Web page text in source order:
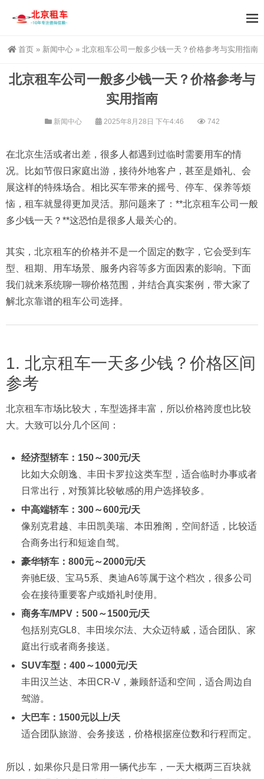
首页 » 新闻中心 » 北京租车公司一般多少钱一天？价格参考与实用指南
北京租车公司一般多少钱一天？价格参考与
实用指南
新闻中心 2025年8月28日 下午4:46 742
在北京生活或者出差，很多人都遇到过临时需要用车的情
况。比如节假日家庭出游，接待外地客户，甚至是婚礼、会
展这样的特殊场合。相比买车带来的摇号、停车、保养等烦
恼，租车就显得更加灵活。那问题来了：**北京租车公司一般
多少钱一天？**这恐怕是很多人最关心的。
其实，北京租车的价格并不是一个固定的数字，它会受到车
型、租期、用车场景、服务内容等多方面因素的影响。下面
我们就来系统聊一聊价格范围，并结合真实案例，带大家了
解北京靠谱的租车公司选择。
1. 北京租车一天多少钱？价格区间
参考
北京租车市场比较大，车型选择丰富，所以价格跨度也比较
大。大致可以分几个区间：
经济型轿车：150～300元/天
比如大众朗逸、丰田卡罗拉这类车型，适合临时办事或者
日常出行，对预算比较敏感的用户选择较多。
中高端轿车：300～600元/天
像别克君越、丰田凯美瑞、本田雅阁，空间舒适，比较适
合商务出行和短途自驾。
豪华轿车：800元～2000元/天
奔驰E级、宝马5系、奥迪A6等属于这个档次，很多公司
会在接待重要客户或婚礼时使用。
商务车/MPV：500～1500元/天
包括别克GL8、丰田埃尔法、大众迈特威，适合团队、家
庭出行或者商务接送。
SUV车型：400～1000元/天
丰田汉兰达、本田CR-V，兼顾舒适和空间，适合周边自
驾游。
大巴车：1500元以上/天
适合团队旅游、会务接送，价格根据座位数和行程而定。
所以，如果你只是日常用一辆代步车，一天大概两三百块就